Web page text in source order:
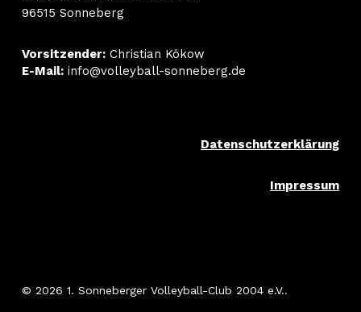
96515 Sonneberg
Vorsitzender:Christian Kökow
E-Mail:info@volleyball-sonneberg.de
Datenschutzerklärung
Impressum
© 2026 1. Sonneberger Volleyball-Club 2004 e.V..